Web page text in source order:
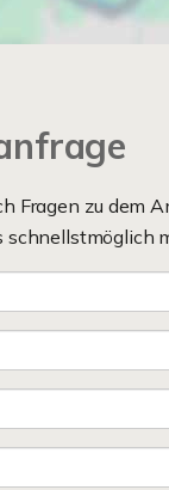
Fragen zu dem
schnellstmöglich